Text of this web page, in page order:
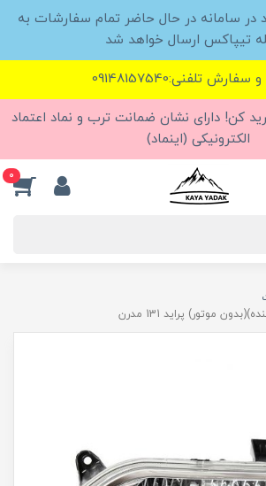
در سامانه در حال حاضر تمام سفارشات به
تیپاکس ارسال خواهد شد
تلفنی:09148157540
کن! دارای نشان ضمانت ترب و نماد اعتماد
الکترونیکی (اینماد)
0
موتور) پراید 131 مدرن